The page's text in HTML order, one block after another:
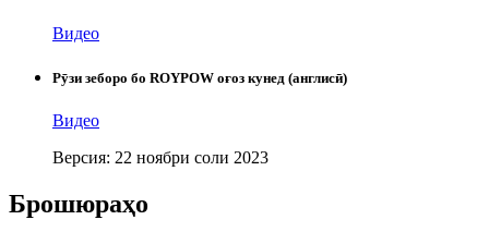
Видео
Рӯзи зеборо бо ROYPOW оғоз кунед (англисӣ)
Видео
Версия: 22 ноябри соли 2023
Брошюраҳо